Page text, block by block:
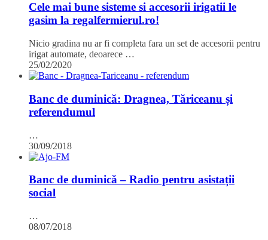
Cele mai bune sisteme si accesorii irigatii le
gasim la regalfermierul.ro!
Nicio gradina nu ar fi completa fara un set de accesorii pentru
irigat automate, deoarece …
25/02/2020
Banc de duminică: Dragnea, Tăriceanu și
referendumul
…
30/09/2018
Banc de duminică – Radio pentru asistații
social
…
08/07/2018